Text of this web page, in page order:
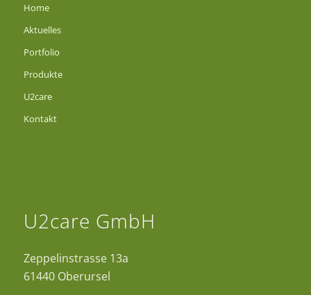
Home
Aktuelles
Portfolio
Produkte
U2care
Kontakt
U2care GmbH
Zeppelinstrasse 13a
61440 Oberursel